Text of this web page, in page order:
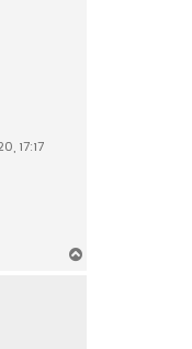
17:17